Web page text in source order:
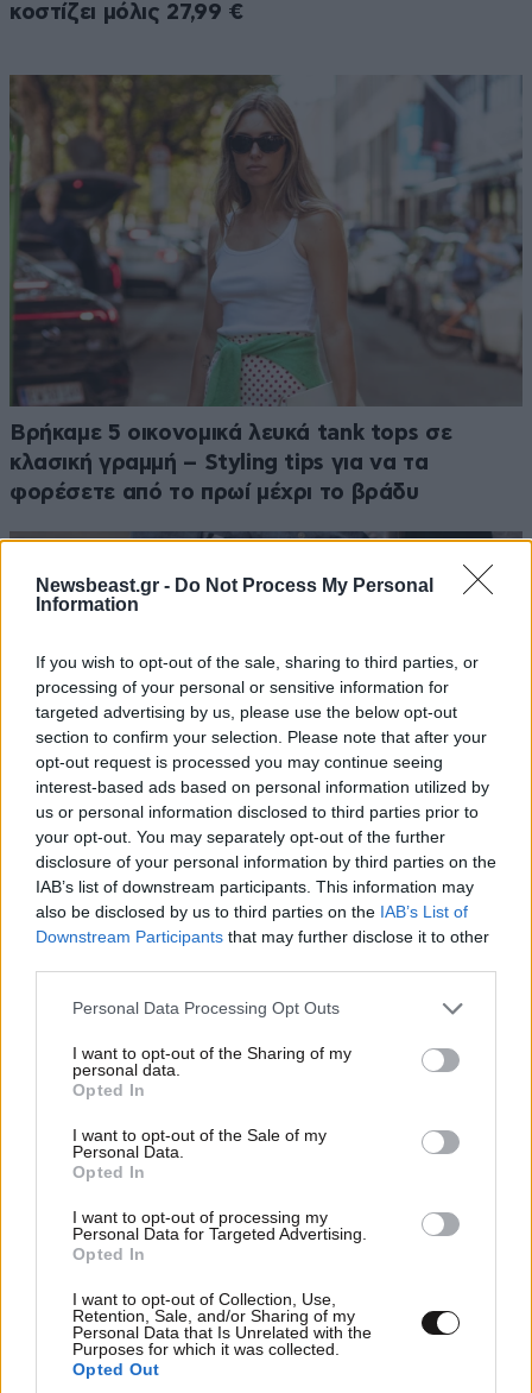
Newsbeast.gr - Do Not Process My Personal
Information
If you wish to opt-out of the sale, sharing to third parties, or
processing of your personal or sensitive information for
targeted advertising by us, please use the below opt-out
section to confirm your selection. Please note that after your
opt-out request is processed you may continue seeing
interest-based ads based on personal information utilized by
us or personal information disclosed to third parties prior to
your opt-out. You may separately opt-out of the further
disclosure of your personal information by third parties on the
IAB’s list of downstream participants. This information may
also be disclosed by us to third parties on the IAB’s List of
Downstream Participants that may further disclose it to other
Please note that this website/app uses one or more Google
not limited to your visit or usage behaviour. You may click to
grant or deny consent to Google and its third-party tags to
use your data for below specified purposes in below Google
consent section.
Personal Data Processing Opt Outs
I want to opt-out of the Sharing of my
personal data.
Opted In
I want to opt-out of the Sale of my
Personal Data.
Opted In
I want to opt-out of processing my
Personal Data for Targeted Advertising.
Opted In
I want to opt-out of Collection, Use,
Retention, Sale, and/or Sharing of my
Personal Data that Is Unrelated with the
Purposes for which it was collected.
Opted Out
κοστίζει μόλις 27,99 €
Βρήκαμε 5 οικονομικά λευκά tank tops σε
κλασική γραμμή – Styling tips για να τα
φορέσετε από το πρωί μέχρι το βράδυ
Η φούστα-παρεό είναι το πιο stylish κομμάτι
του καλοκαιριού
Ακολουθήστε το NEWSBEAST στο
Google News
και μάθετε πρώτοι όλες τις ειδήσεις